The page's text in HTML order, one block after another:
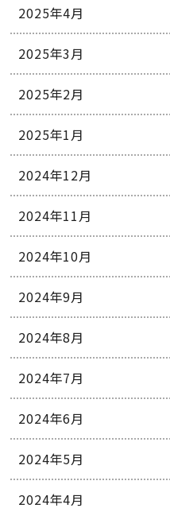
2025年4月
2025年3月
2025年2月
2025年1月
2024年12月
2024年11月
2024年10月
2024年9月
2024年8月
2024年7月
2024年6月
2024年5月
2024年4月